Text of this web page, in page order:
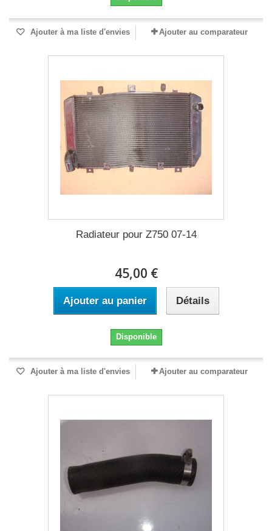
Ajouter à ma liste d'envies Ajouter au comparateur
Radiateur pour Z750 07-14
45,00 €
Ajouter au panier Détails
Disponible
Ajouter à ma liste d'envies Ajouter au comparateur